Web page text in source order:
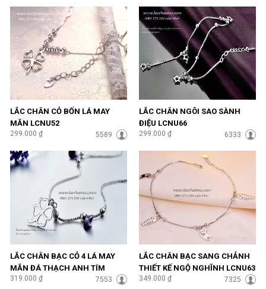
LẮC CHÂN CỎ BỐN LÁ MAY
MẮN LCNU52
299.000 ₫ 5589
LẮC CHÂN NGÔI SAO SÀNH
ĐIỆU LCNU66
299.000 ₫ 6333
LẮC CHÂN BẠC CỎ 4 LÁ MAY
MẮN ĐÁ THẠCH ANH TÍM
SANG CHẢNH LCNU57
319.000 ₫ 7553
LẮC CHÂN BẠC SANG CHẢNH
THIẾT KẾ NGỘ NGHĨNH LCNU63
349.000 ₫ 7325